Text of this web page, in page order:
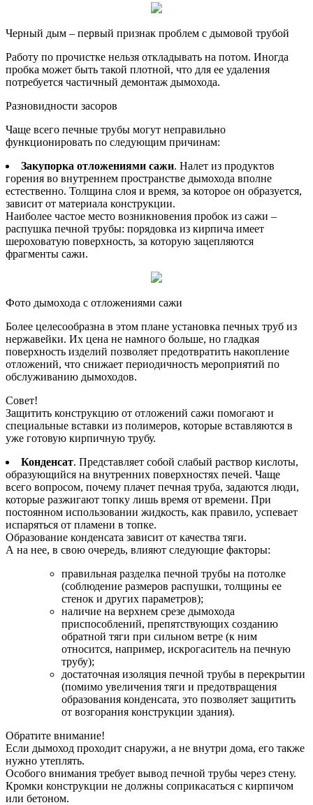
Черный дым – первый признак проблем с дымовой трубой
Работу по прочистке нельзя откладывать на потом. Иногда
пробка может быть такой плотной, что для ее удаления
потребуется частичный демонтаж дымохода.
Разновидности засоров
Чаще всего печные трубы могут неправильно
функционировать по следующим причинам:
Закупорка отложениями сажи. Налет из продуктов
горения во внутреннем пространстве дымохода вполне
естественно. Толщина слоя и время, за которое он образуется,
зависит от материала конструкции.
Наиболее частое место возникновения пробок из сажи –
распушка печной трубы: порядовка из кирпича имеет
шероховатую поверхность, за которую зацепляются
фрагменты сажи.
Фото дымохода с отложениями сажи
Более целесообразна в этом плане установка печных труб из
нержавейки. Их цена не намного больше, но гладкая
поверхность изделий позволяет предотвратить накопление
отложений, что снижает периодичность мероприятий по
обслуживанию дымоходов.
Совет!
Защитить конструкцию от отложений сажи помогают и
специальные вставки из полимеров, которые вставляются в
уже готовую кирпичную трубу.
Конденсат. Представляет собой слабый раствор кислоты,
образующийся на внутренних поверхностях печей. Чаще
всего вопросом, почему плачет печная труба, задаются люди,
которые разжигают топку лишь время от времени. При
постоянном использовании жидкость, как правило, успевает
испаряться от пламени в топке.
Образование конденсата зависит от качества тяги.
А на нее, в свою очередь, влияют следующие факторы:
правильная разделка печной трубы на потолке
(соблюдение размеров распушки, толщины ее
стенок и других параметров);
наличие на верхнем срезе дымохода
приспособлений, препятствующих созданию
обратной тяги при сильном ветре (к ним
относится, например, искрогаситель на печную
трубу);
достаточная изоляция печной трубы в перекрытии
(помимо увеличения тяги и предотвращения
образования конденсата, это позволяет защитить
от возгорания конструкции здания).
Обратите внимание!
Если дымоход проходит снаружи, а не внутри дома, его также
нужно утеплять.
Особого внимания требует вывод печной трубы через стену.
Кромки конструкции не должны соприкасаться с кирпичом
или бетоном.